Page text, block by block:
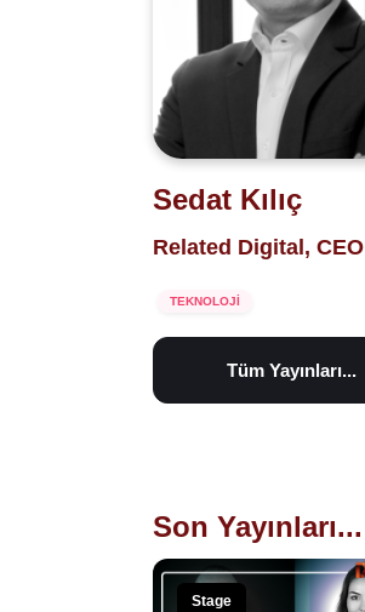
Sedat Kılıç
Related Digital, CEO
TEKNOLOJİ
Tüm Yayınları...
Son Yayınları...
Stage